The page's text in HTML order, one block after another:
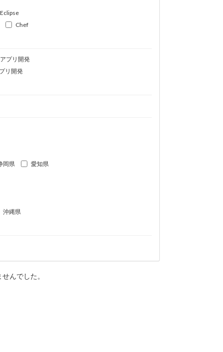
Eclipse
Chef
プリ開発
リ開発
岡県 愛知県
沖縄県
んでした。